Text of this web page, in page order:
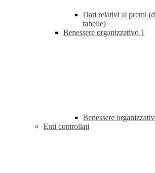
Dati relativi ai premi
tabelle)
Benessere organizzativo 1
Benessere
Enti controllati